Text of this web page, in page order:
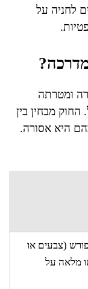
לחניה על
ומטרתה
החוק מבחין בין
היא אסורה.
(צבעים או
מלאה על